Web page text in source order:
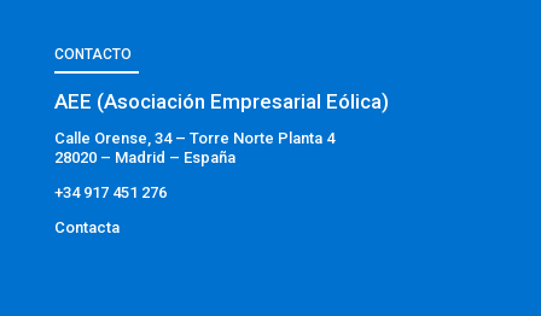
CONTACTO
AEE (Asociación Empresarial Eólica)
Calle Orense, 34 – Torre Norte Planta 4
28020 – Madrid – España
+34 917 451 276
Contacta